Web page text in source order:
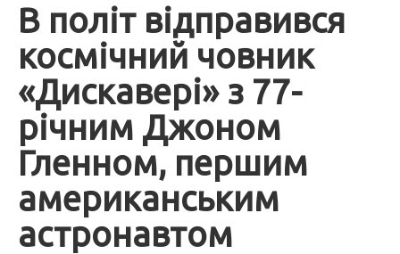
В політ відправився
космічний човник
«Дискавері» з 77-
річним Джоном
Гленном, першим
американським
астронавтом